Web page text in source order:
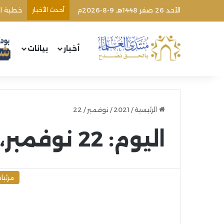
الأحد 26 صفر 1448هـ 9-8-2026م أحدث الأخبار خطبة
أخبار بيانات
الرئيسية/
2021
/ نوفمبر /
22
اليوم: 22 نوفمبر، 2021